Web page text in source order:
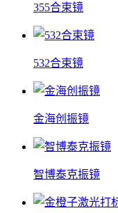
355合束镜
532合束镜
金海创振镜
智博泰克振镜